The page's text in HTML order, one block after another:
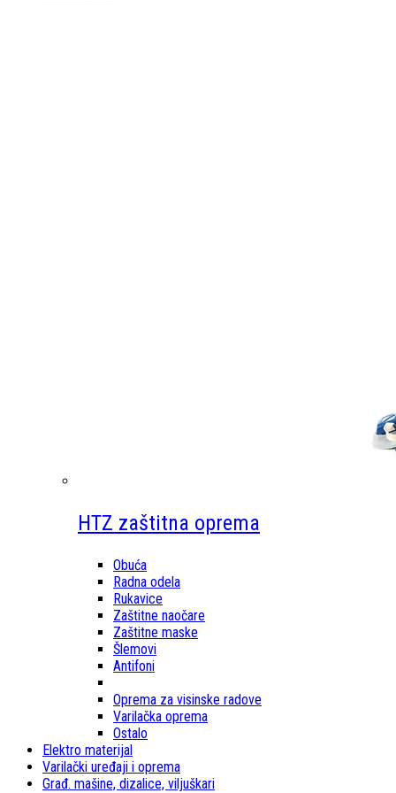
HTZ zaštitna oprema
Obuća
Radna odela
Rukavice
Zaštitne naočare
Zaštitne maske
Šlemovi
Antifoni
Oprema za visinske radove
Varilačka oprema
Ostalo
Elektro materijal
Varilački uređaji i oprema
Građ. mašine, dizalice, viljuškari